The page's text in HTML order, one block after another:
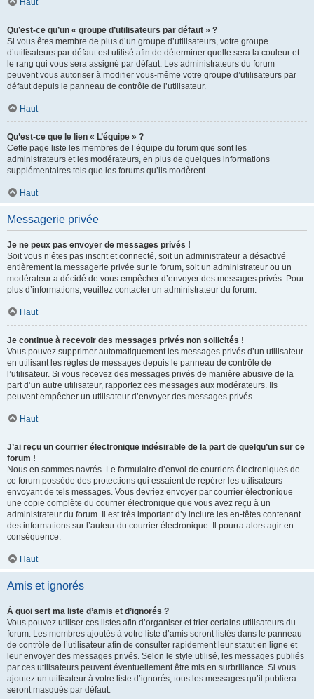
Haut
Qu’est-ce qu’un « groupe d’utilisateurs par défaut » ?
Si vous êtes membre de plus d’un groupe d’utilisateurs, votre groupe
d’utilisateurs par défaut est utilisé afin de déterminer quelle sera la couleur et
le rang qui vous sera assigné par défaut. Les administrateurs du forum
peuvent vous autoriser à modifier vous-même votre groupe d’utilisateurs par
défaut depuis le panneau de contrôle de l’utilisateur.
Haut
Qu’est-ce que le lien « L’équipe » ?
Cette page liste les membres de l’équipe du forum que sont les
administrateurs et les modérateurs, en plus de quelques informations
supplémentaires tels que les forums qu’ils modèrent.
Haut
Messagerie privée
Je ne peux pas envoyer de messages privés !
Soit vous n’êtes pas inscrit et connecté, soit un administrateur a désactivé
entièrement la messagerie privée sur le forum, soit un administrateur ou un
modérateur a décidé de vous empêcher d’envoyer des messages privés. Pour
plus d’informations, veuillez contacter un administrateur du forum.
Haut
Je continue à recevoir des messages privés non sollicités !
Vous pouvez supprimer automatiquement les messages privés d’un utilisateur
en utilisant les règles de messages depuis le panneau de contrôle de
l’utilisateur. Si vous recevez des messages privés de manière abusive de la
part d’un autre utilisateur, rapportez ces messages aux modérateurs. Ils
peuvent empêcher un utilisateur d’envoyer des messages privés.
Haut
J’ai reçu un courrier électronique indésirable de la part de quelqu’un sur ce
forum !
Nous en sommes navrés. Le formulaire d’envoi de courriers électroniques de
ce forum possède des protections qui essaient de repérer les utilisateurs
envoyant de tels messages. Vous devriez envoyer par courrier électronique
une copie complète du courrier électronique que vous avez reçu à un
administrateur du forum. Il est très important d’y inclure les en-têtes contenant
des informations sur l’auteur du courrier électronique. Il pourra alors agir en
conséquence.
Haut
Amis et ignorés
À quoi sert ma liste d’amis et d’ignorés ?
Vous pouvez utiliser ces listes afin d’organiser et trier certains utilisateurs du
forum. Les membres ajoutés à votre liste d’amis seront listés dans le panneau
de contrôle de l’utilisateur afin de consulter rapidement leur statut en ligne et
leur envoyer des messages privés. Selon le style utilisé, les messages publiés
par ces utilisateurs peuvent éventuellement être mis en surbrillance. Si vous
ajoutez un utilisateur à votre liste d’ignorés, tous les messages qu’il publiera
seront masqués par défaut.